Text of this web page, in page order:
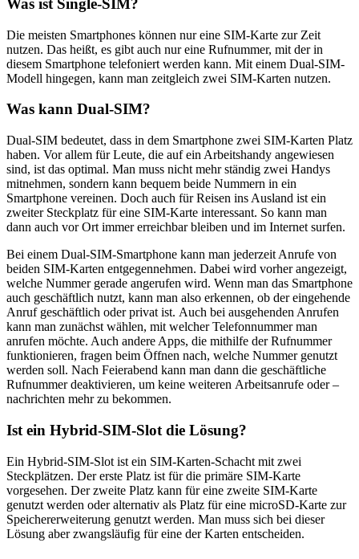
Was ist Single-SIM?
Die meisten Smartphones können nur eine SIM-Karte zur Zeit
nutzen. Das heißt, es gibt auch nur eine Rufnummer, mit der in
diesem Smartphone telefoniert werden kann. Mit einem Dual-SIM-
Modell hingegen, kann man zeitgleich zwei SIM-Karten nutzen.
Was kann Dual-SIM?
Dual-SIM bedeutet, dass in dem Smartphone zwei SIM-Karten Platz
haben. Vor allem für Leute, die auf ein Arbeitshandy angewiesen
sind, ist das optimal. Man muss nicht mehr ständig zwei Handys
mitnehmen, sondern kann bequem beide Nummern in ein
Smartphone vereinen. Doch auch für Reisen ins Ausland ist ein
zweiter Steckplatz für eine SIM-Karte interessant. So kann man
dann auch vor Ort immer erreichbar bleiben und im Internet surfen.
Bei einem Dual-SIM-Smartphone kann man jederzeit Anrufe von
beiden SIM-Karten entgegennehmen. Dabei wird vorher angezeigt,
welche Nummer gerade angerufen wird. Wenn man das Smartphone
auch geschäftlich nutzt, kann man also erkennen, ob der eingehende
Anruf geschäftlich oder privat ist. Auch bei ausgehenden Anrufen
kann man zunächst wählen, mit welcher Telefonnummer man
anrufen möchte. Auch andere Apps, die mithilfe der Rufnummer
funktionieren, fragen beim Öffnen nach, welche Nummer genutzt
werden soll. Nach Feierabend kann man dann die geschäftliche
Rufnummer deaktivieren, um keine weiteren Arbeitsanrufe oder–
nachrichten mehr zu bekommen.
Ist ein Hybrid-SIM-Slot die Lösung?
Ein Hybrid-SIM-Slot ist ein SIM-Karten-Schacht mit zwei
Steckplätzen. Der erste Platz ist für die primäre SIM-Karte
vorgesehen. Der zweite Platz kann für eine zweite SIM-Karte
genutzt werden oder alternativ als Platz für eine microSD-Karte zur
Speichererweiterung genutzt werden. Man muss sich bei dieser
Lösung aber zwangsläufig für eine der Karten entscheiden.